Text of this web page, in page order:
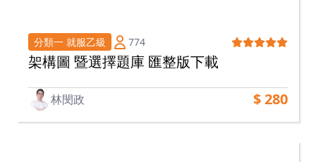
分類一 就服乙級 774
架構圖 暨選擇題庫 匯整版下載
林閔政 $ 280